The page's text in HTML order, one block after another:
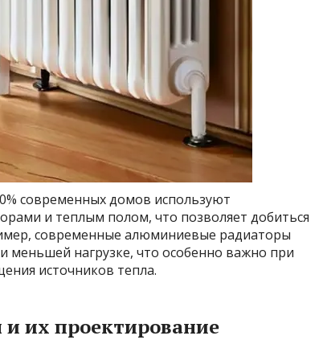
современных домов используют
и теплым полом, что позволяет добиться
современные алюминиевые радиаторы
меньшей нагрузке, что особенно важно при
источников тепла.
их проектирование